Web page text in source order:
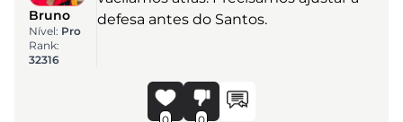
Bruno
Nível: Pro
Rank:
32316
defesa antes do Santos.